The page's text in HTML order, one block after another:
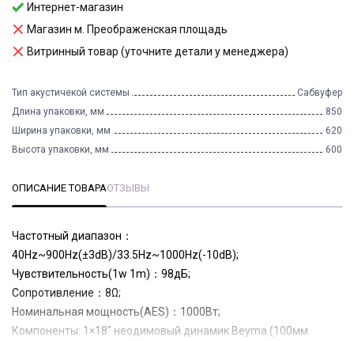
Интернет-магазин
Магазин м. Преображенская площадь
Витринный товар (уточните детали у менеджера)
Тип акустичекой системы
Сабвуфер
Длина упаковки, мм
850
Ширина упаковки, мм
620
Высота упаковки, мм
600
ОПИСАНИЕ ТОВАРАОТЗЫВЫ
Частотный диапазон：
40Hz~900Hz(±3dB)/33.5Hz~1000Hz(-10dB);
Чувствительность(1w 1m)：98дБ;
Сопротивление：8Ω;
Номинальная мощность(AES)：1000Вт;
Компоненты: 1×18" неодимовый динамик Beyma (100мм